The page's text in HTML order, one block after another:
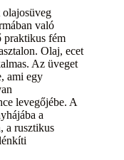
való
praktikus fém
Olaj, ecet
Az üveget
ami egy
levegőjébe. A
a
a rusztikus